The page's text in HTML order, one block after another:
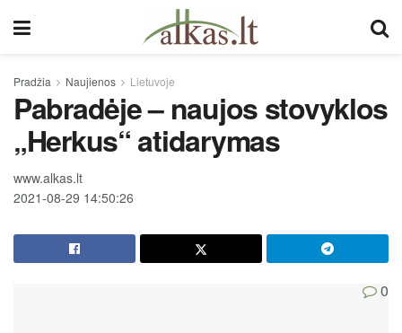
Pradžia Naujienos Lietuvoje
Pabradėje – naujos stovyklos
„Herkus“ atidarymas
www.alkas.lt
2021-08-29 14:50:26
0